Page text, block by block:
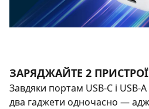
ЗАРЯДЖАЙТЕ 2
Завдяки портам USB-C і
два гаджети одночасно —